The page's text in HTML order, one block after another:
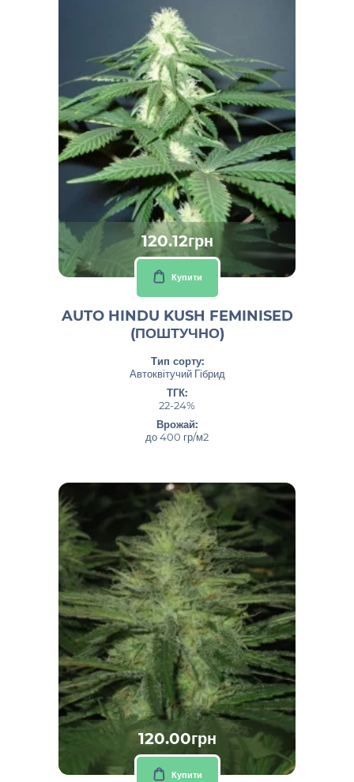
120.12грн
Купити
AUTO HINDU KUSH FEMINISED
(ПОШТУЧНО)
Тип сорту:
Автоквітучий Гібрид
ТГК:
22-24%
Врожай:
до 400 гр/м2
120.00грн
Купити